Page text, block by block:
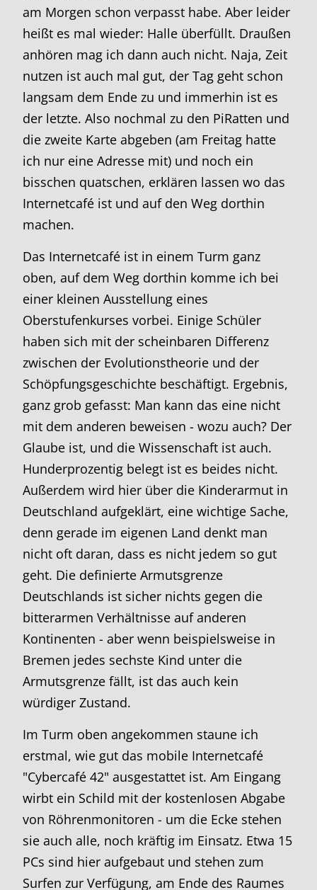
am Morgen schon verpasst habe. Aber leider
heißt es mal wieder: Halle überfüllt. Draußen
anhören mag ich dann auch nicht. Naja, Zeit
nutzen ist auch mal gut, der Tag geht schon
langsam dem Ende zu und immerhin ist es
der letzte. Also nochmal zu den PiRatten und
die zweite Karte abgeben (am Freitag hatte
ich nur eine Adresse mit) und noch ein
bisschen quatschen, erklären lassen wo das
Internetcafé ist und auf den Weg dorthin
machen.
Das Internetcafé ist in einem Turm ganz
oben, auf dem Weg dorthin komme ich bei
einer kleinen Ausstellung eines
Oberstufenkurses vorbei. Einige Schüler
haben sich mit der scheinbaren Differenz
zwischen der Evolutionstheorie und der
Schöpfungsgeschichte beschäftigt. Ergebnis,
ganz grob gefasst: Man kann das eine nicht
mit dem anderen beweisen - wozu auch? Der
Glaube ist, und die Wissenschaft ist auch.
Hunderprozentig belegt ist es beides nicht.
Außerdem wird hier über die Kinderarmut in
Deutschland aufgeklärt, eine wichtige Sache,
denn gerade im eigenen Land denkt man
nicht oft daran, dass es nicht jedem so gut
geht. Die definierte Armutsgrenze
Deutschlands ist sicher nichts gegen die
bitterarmen Verhältnisse auf anderen
Kontinenten - aber wenn beispielsweise in
Bremen jedes sechste Kind unter die
Armutsgrenze fällt, ist das auch kein
würdiger Zustand.
Im Turm oben angekommen staune ich
erstmal, wie gut das mobile Internetcafé
"Cybercafé 42" ausgestattet ist. Am Eingang
wirbt ein Schild mit der kostenlosen Abgabe
von Röhrenmonitoren - um die Ecke stehen
sie auch alle, noch kräftig im Einsatz. Etwa 15
PCs sind hier aufgebaut und stehen zum
Surfen zur Verfügung, am Ende des Raumes